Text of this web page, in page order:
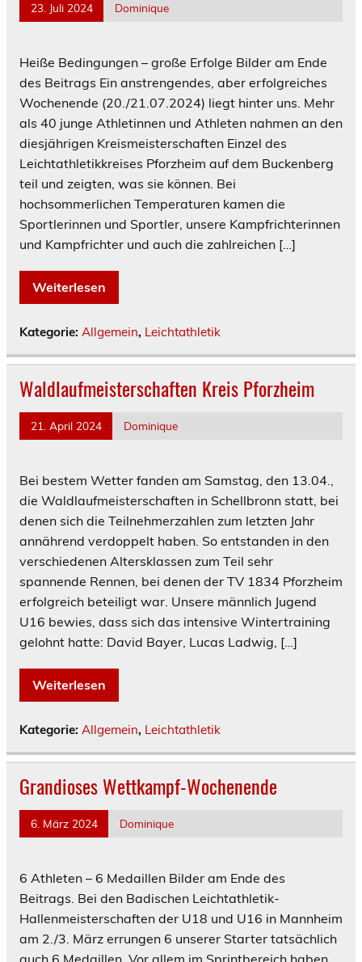
23. Juli 2024 Dominique
Heiße Bedingungen – große Erfolge Bilder am Ende
des Beitrags Ein anstrengendes, aber erfolgreiches
Wochenende (20./21.07.2024) liegt hinter uns. Mehr
als 40 junge Athletinnen und Athleten nahmen an den
diesjährigen Kreismeisterschaften Einzel des
Leichtathletikkreises Pforzheim auf dem Buckenberg
teil und zeigten, was sie können. Bei
hochsommerlichen Temperaturen kamen die
Sportlerinnen und Sportler, unsere Kampfrichterinnen
und Kampfrichter und auch die zahlreichen […]
Weiterlesen
Kategorie: Allgemein, Leichtathletik
Waldlaufmeisterschaften Kreis Pforzheim
21. April 2024 Dominique
Bei bestem Wetter fanden am Samstag, den 13.04.,
die Waldlaufmeisterschaften in Schellbronn statt, bei
denen sich die Teilnehmerzahlen zum letzten Jahr
annährend verdoppelt haben. So entstanden in den
verschiedenen Altersklassen zum Teil sehr
spannende Rennen, bei denen der TV 1834 Pforzheim
erfolgreich beteiligt war. Unsere männlich Jugend
U16 bewies, dass sich das intensive Wintertraining
gelohnt hatte: David Bayer, Lucas Ladwig, […]
Weiterlesen
Kategorie: Allgemein, Leichtathletik
Grandioses Wettkampf-Wochenende
6. März 2024 Dominique
6 Athleten – 6 Medaillen Bilder am Ende des
Beitrags. Bei den Badischen Leichtathletik-
Hallenmeisterschaften der U18 und U16 in Mannheim
am 2./3. März errungen 6 unserer Starter tatsächlich
auch 6 Medaillen. Vor allem im Sprintbereich haben